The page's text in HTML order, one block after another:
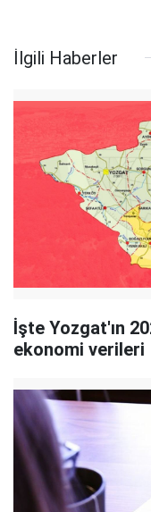
İlgili Haberler
İşte Yozgat'ın
ekonomi verileri